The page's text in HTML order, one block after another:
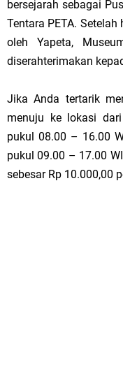
bersejarah sebagai
Tentara PETA. Setelah
oleh Yapeta,
diserahterimakan
Jika Anda tertarik
menuju ke lokasi
pukul 08.00 – 16.00
pukul 09.00 – 17.00
sebesar Rp 10.000,00